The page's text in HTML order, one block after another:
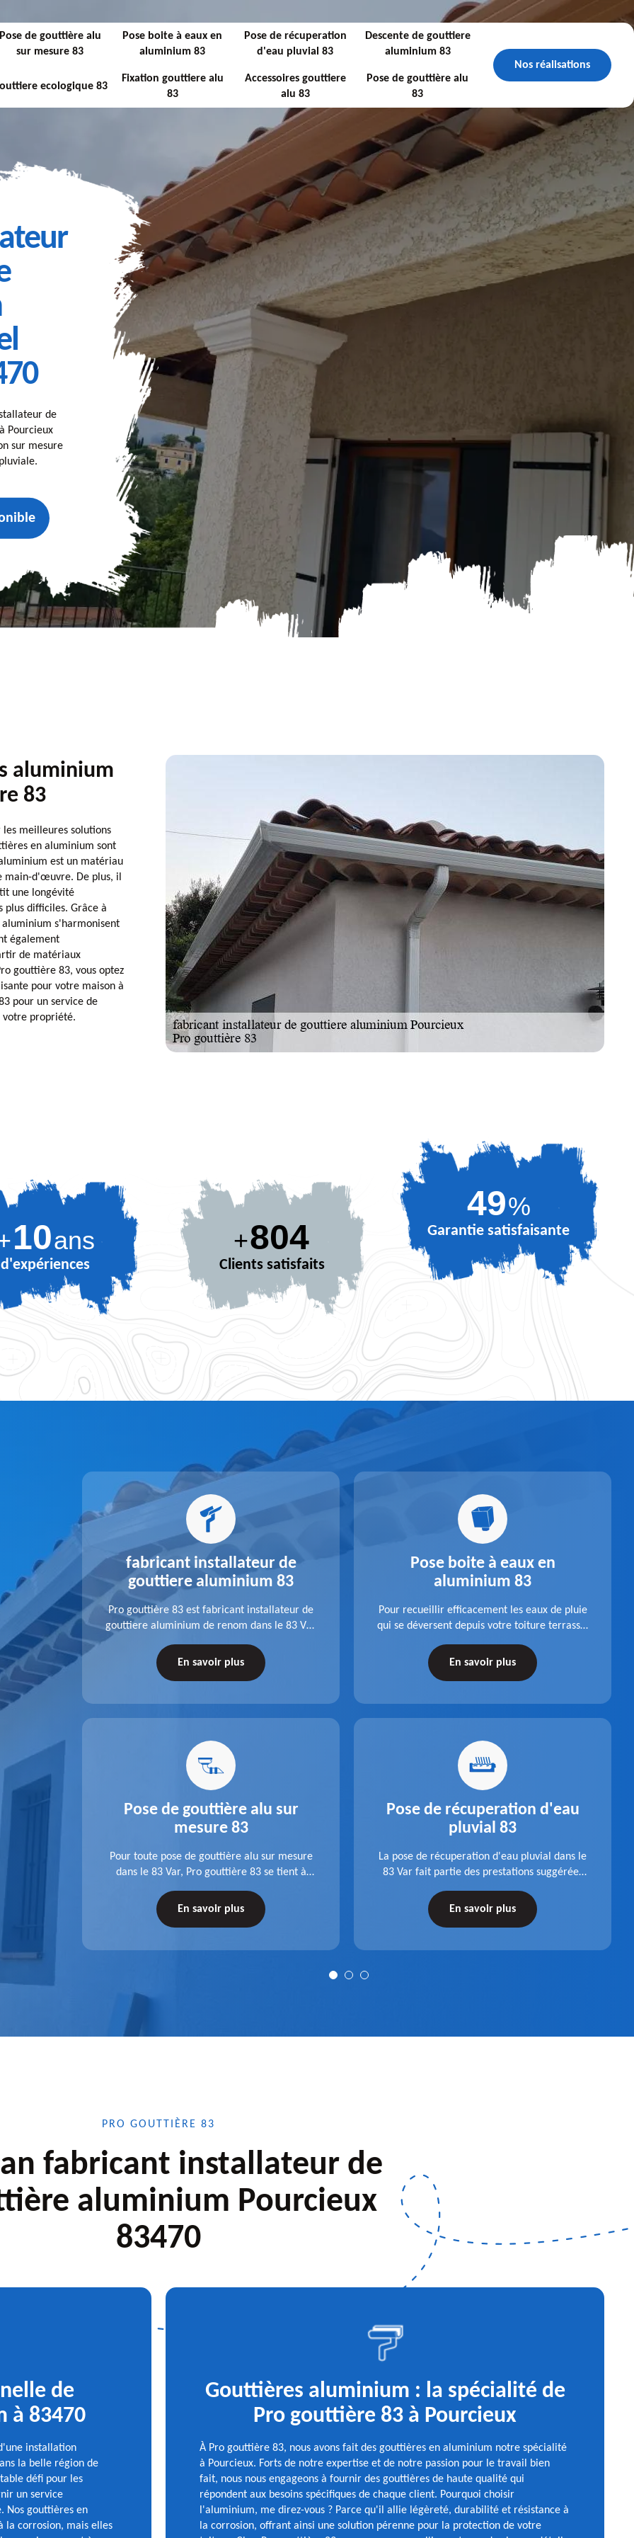
Pose de gouttière alu
sur mesure 83
Pose boite à eaux en
aluminium 83
Pose de récuperation
d'eau pluvial 83
Descente de gouttiere
aluminium 83
ecologique 83
Fixation gouttiere alu
83
Accessoires gouttiere
alu 83
Pose de gouttière alu
83
Nos réalisations
de
Pourcieux
sur mesure
aluminium
83
les meilleures solutions
en aluminium sont
est un matériau
main-d'œuvre. De plus, il
une longévité
plus difficiles. Grâce à
s'harmonisent
également
de matériaux
gouttière 83, vous optez
pour votre maison à
pour un service de
votre propriété.
10ans
d'expériences
+881
Clients satisfaits
67%
Garantie satisfaisante
83
ses
Var,
de
de
nous
fabricant installateur de
gouttiere aluminium 83
Pro gouttière 83 est fabricant installateur de
gouttiere aluminium de renom dans le 83 Var.
veille à réaliser des gouttières performantes,
durables et à la hauteur de vos attentes.
En savoir plus
Pose de gouttière alu sur
mesure 83
Pour toute pose de gouttière alu sur mesure
dans le 83 Var, Pro gouttière 83 se tient à
de l'accessoire à installer, faites-nous
En savoir plus
Pose boite à eaux en
aluminium 83
Pour recueillir efficacement les eaux de pluie
qui se déversent depuis votre toiture terrasse,
dans le 83 Var de la société Pro gouttière 83.
En savoir plus
Pose de récuperation d'eau
pluvial 83
La pose de récuperation d'eau pluvial dans le
83 Var fait partie des prestations suggérées
récupérateur d'eau entièrement fonctionnel
En savoir plus
PRO GOUTTIÈRE 83
fabricant installateur de
aluminium Pourcieux
83470
de
à 83470
installation
la belle région de
défi pour les
un service
Nos gouttières en
la corrosion, mais elles
Gouttières aluminium : la spécialité de
Pro gouttière 83 à Pourcieux
À Pro gouttière 83, nous avons fait des gouttières en aluminium notre spécialité
à Pourcieux. Forts de notre expertise et de notre passion pour le travail bien
fait, nous nous engageons à fournir des gouttières de haute qualité qui
répondent aux besoins spécifiques de chaque client. Pourquoi choisir
l'aluminium, me direz-vous ? Parce qu'il allie légèreté, durabilité et résistance à
la corrosion, offrant ainsi une solution pérenne pour la protection de votre